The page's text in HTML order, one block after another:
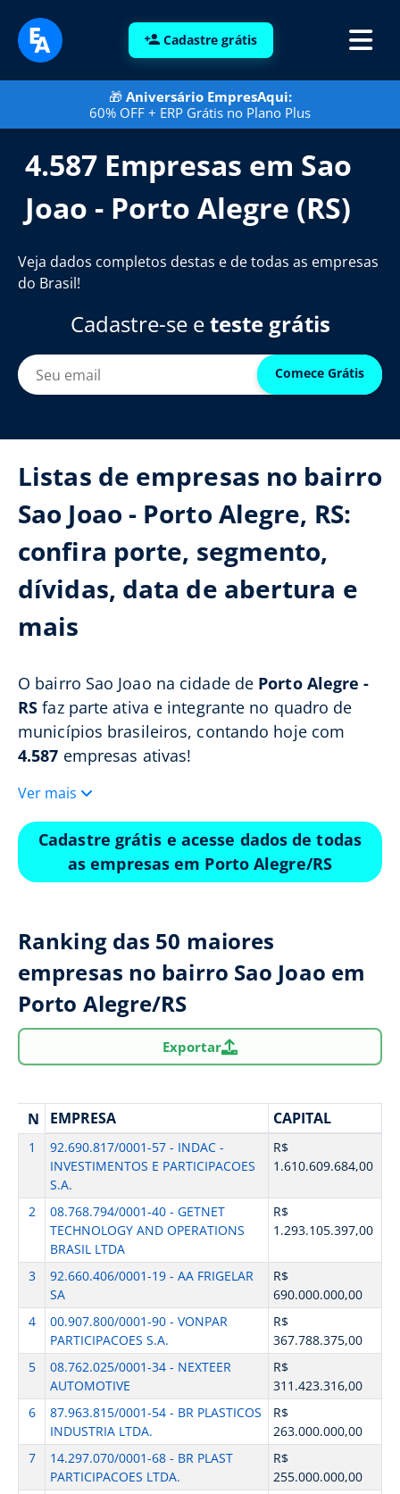
Cadastre grátis
🎁 Aniversário EmpresAqui:
60% OFF + ERP Grátis no Plano Plus
4.587 Empresas em Sao
Joao - Porto Alegre (RS)
Veja dados completos destas e de todas as empresas
do Brasil!
Cadastre-se eteste grátis
Comece Grátis
Listas de empresas no bairro
Sao Joao - Porto Alegre, RS:
confira porte, segmento,
dívidas, data de abertura e
mais
O bairro Sao Joao na cidade de Porto Alegre -
RS faz parte ativa e integrante no quadro de
municípios brasileiros, contando hoje com
4.587 empresas ativas!
Ver mais
Cadastre grátis e acesse dados de todas
as empresas em Porto Alegre/RS
Ranking das 50 maiores
empresas no bairro Sao Joao em
Porto Alegre/RS
Exportar
N EMPRESA CAPITAL
1
92.690.817/0001-57 - INDAC -
INVESTIMENTOS E PARTICIPACOES
S.A.
R$
1.610.609.684,00
2
08.768.794/0001-40 - GETNET
TECHNOLOGY AND OPERATIONS
BRASIL LTDA
R$
1.293.105.397,00
3
92.660.406/0001-19 - AA FRIGELAR
SA
R$
690.000.000,00
4
00.907.800/0001-90 - VONPAR
PARTICIPACOES S.A.
R$
367.788.375,00
5
08.762.025/0001-34 - NEXTEER
AUTOMOTIVE
R$
311.423.316,00
6
87.963.815/0001-54 - BR PLASTICOS
INDUSTRIA LTDA.
R$
263.000.000,00
7
14.297.070/0001-68 - BR PLAST
PARTICIPACOES LTDA.
R$
255.000.000,00